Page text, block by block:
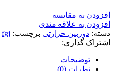
افزودن به مقایسه
افزودن به علاقه مندی
دسته: دوربین حرارتی برچسب: fgj
اشتراک گذاری:
توضیحات
نظرات (0)